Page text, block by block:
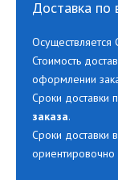
Доставка по
Осуществляется
Стоимость
оформлении
Сроки доставки
заказа.
Сроки доставки
ориентировочно